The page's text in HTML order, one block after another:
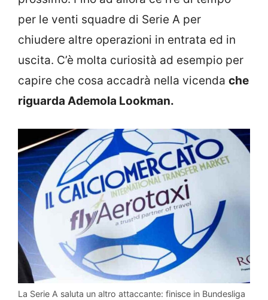
per le venti squadre di Serie A per
chiudere altre operazioni in entrata ed in
uscita. C’è molta curiosità ad esempio per
capire che cosa accadrà nella vicenda che
riguarda Ademola Lookman.
La Serie A saluta un altro attaccante: finisce in Bundesliga